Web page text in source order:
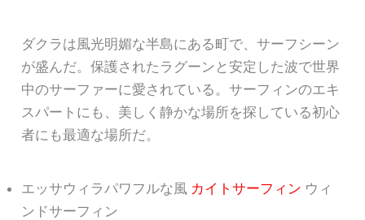
ダクラは風光明媚な半島にある町で、サーフシーン
が盛んだ。保護されたラグーンと安定した波で世界
中のサーファーに愛されている。サーフィンのエキ
スパートにも、美しく静かな場所を探している初心
者にも最適な場所だ。
エッサウィラパワフルな風 カイトサーフィン ウィ
ンドサーフィン